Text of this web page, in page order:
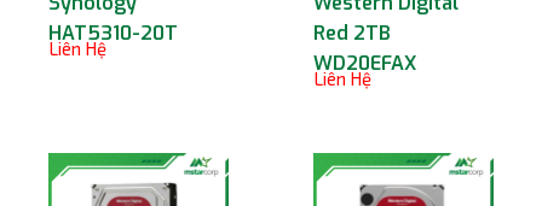
HAT5310-20T
Liên Hệ
Red 2TB
WD20EFAX
Liên Hệ